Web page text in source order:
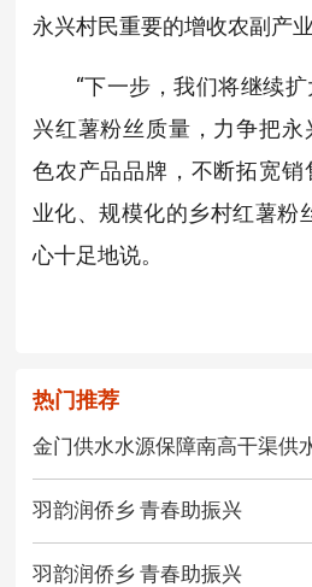
永兴村民重要的增收农副产业
“下一步，我们将继续
兴红薯粉丝质量，力争把
色农产品品牌，不断拓宽
业化、规模化的乡村红薯粉
心十足地说。
热门推荐
金门供水水源保障南高干渠供
羽韵润侨乡 青春助振兴
羽韵润侨乡 青春助振兴